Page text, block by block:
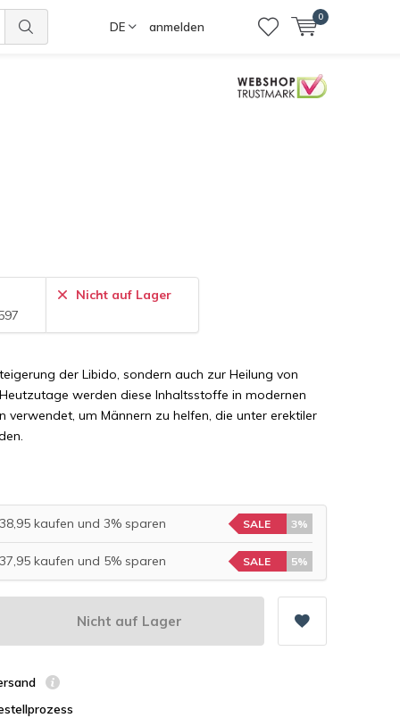
DE anmelden
0
Nicht auf Lager
der Libido, sondern auch zur Heilung von
werden diese Inhaltsstoffe in modernen
verwendet, um Männern zu helfen, die unter erektiler
kaufen und 3% sparen SALE 3%
kaufen und 5% sparen SALE 5%
Nicht auf Lager